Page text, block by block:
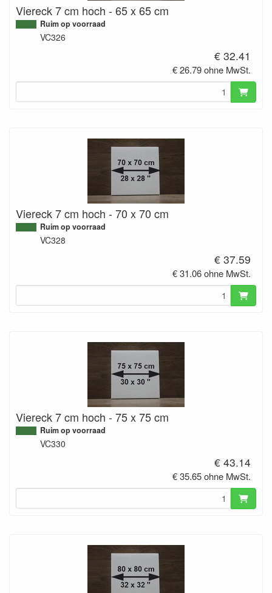
Viereck 7 cm hoch - 65 x 65 cm
Ruim op voorraad
VC326
€ 32.41
€ 26.79 ohne MwSt.
Viereck 7 cm hoch - 70 x 70 cm
Ruim op voorraad
VC328
€ 37.59
€ 31.06 ohne MwSt.
Viereck 7 cm hoch - 75 x 75 cm
Ruim op voorraad
VC330
€ 43.14
€ 35.65 ohne MwSt.